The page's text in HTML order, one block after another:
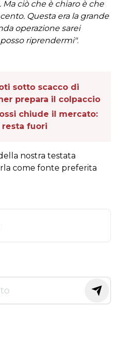
ciò che è chiaro è che
Questa era la grande
operazione sarei
riprendermi".
sotto scacco di
prepara il colpaccio
chiude il mercato:
resta fuori
nostra testata
come fonte preferita